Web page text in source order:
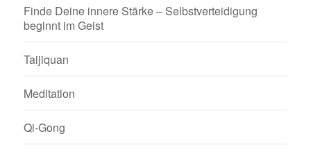
Finde Deine innere Stärke – Selbstverteidigung
beginnt im Geist
Taijiquan
Meditation
Qi-Gong